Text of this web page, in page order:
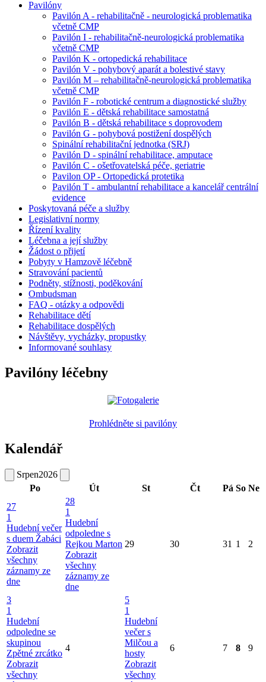
Pavilóny
Pavilón A - rehabilitačně - neurologická problematika
včetně CMP
Pavilón I - rehabilitačně-neurologická problematika
včetně CMP
Pavilón K - ortopedická rehabilitace
Pavilón V - pohybový aparát a bolestivé stavy
Pavilón M – rehabilitačně-neurologická problematika
včetně CMP
Pavilón F - robotické centrum a diagnostické služby
Pavilón E - dětská rehabilitace samostatná
Pavilón B - dětská rehabilitace s doprovodem
Pavilón G - pohybová postižení dospělých
Spinální rehabilitační jednotka (SRJ)
Pavilón D - spinální rehabilitace, amputace
Pavilón C - ošetřovatelská péče, geriatrie
Pavilon OP - Ortopedická protetika
Pavilón T - ambulantní rehabilitace a kancelář centrální
evidence
Poskytovaná péče a služby
Legislativní normy
Řízení kvality
Léčebna a její služby
Žádost o přijetí
Pobyty v Hamzově léčebně
Stravování pacientů
Podněty, stížnosti, poděkování
Ombudsman
FAQ - otázky a odpovědi
Rehabilitace dětí
Rehabilitace dospělých
Návštěvy, vycházky, propustky
Informované souhlasy
Pavilóny léčebny
Prohlédněte si pavilóny
Kalendář
Srpen2026
Po
Út St Čt Pá So Ne
27
1
Hudební večer
s duem Žabáci
Zobrazit
všechny
záznamy ze
dne
28
1
Hudební
odpoledne s
Rejkou Marton
Zobrazit
všechny
záznamy ze
dne
29 30 31 1 2
3
1
Hudební
odpoledne se
skupinou
Zpětné zrcátko
Zobrazit
všechny
4
5
1
Hudební
večer s
Milčou a
hosty
Zobrazit
všechny
6 7 8 9